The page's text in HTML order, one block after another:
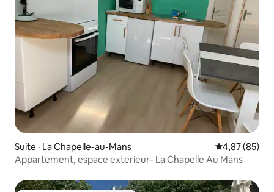
Suite · La Chapelle-au-Mans Note
4,87 (85)
Appartement, espace exterieur- La Chapelle Au Mans